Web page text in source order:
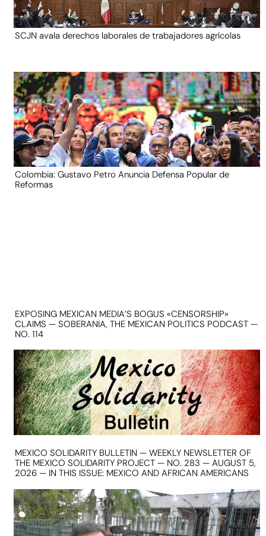
SCJN avala derechos laborales de trabajadores agrícolas
Colombia: Gustavo Petro Anuncia Defensa Popular de
Reformas
EXPOSING MEXICAN MEDIA’S BOGUS «CENSORSHIP»
CLAIMS — SOBERANIA, THE MEXICAN POLITICS PODCAST —
NO. 114
MEXICO SOLIDARITY BULLETIN — WEEKLY NEWSLETTER OF
THE MEXICO SOLIDARITY PROJECT — NO. 283 — AUGUST 5,
2026 — IN THIS ISSUE: MEXICO AND AFRICAN AMERICANS